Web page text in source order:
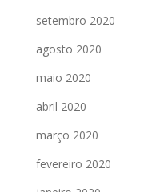
setembro 2020
agosto 2020
maio 2020
abril 2020
março 2020
fevereiro 2020